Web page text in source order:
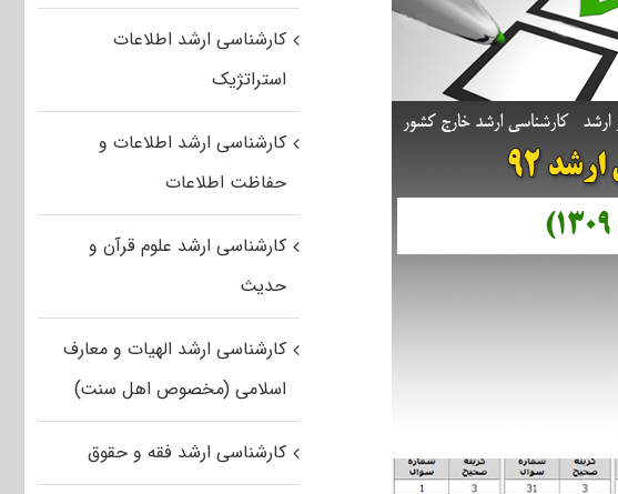
کارشناسی ارشد اطلاعات
استراتژیک
کارشناسی ارشد اطلاعات و
حفاظت اطلاعات
کارشناسی ارشد علوم قرآن و
حدیث
کارشناسی ارشد الهیات و معارف
اسلامی (مخصوص اهل سنت)
کارشناسی ارشد فقه و حقوق